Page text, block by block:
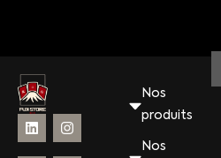
Nos
produits
Nos